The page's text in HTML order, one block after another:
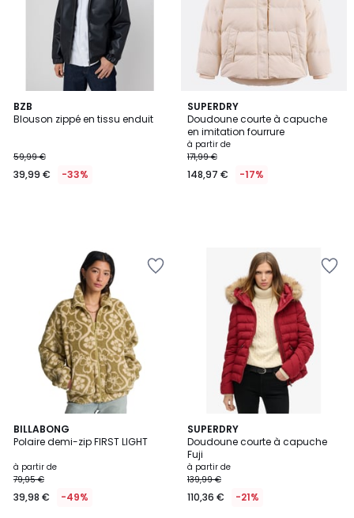
BZB
Blouson zippé en tissu enduit
59,99 €
39,99 € -33%
SUPERDRY
Doudoune courte à capuche
en imitation fourrure
à partir de
171,99 €
148,97 € -17%
BILLABONG
Polaire demi-zip FIRST LIGHT
à partir de
79,95 €
39,98 € -49%
4
Couleurs
SUPERDRY
Doudoune courte à capuche
Fuji
à partir de
139,99 €
110,36 € -21%
5
/
5
3
Couleurs